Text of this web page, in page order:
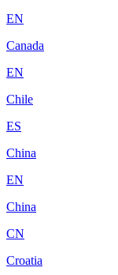
EN
Canada
EN
Chile
ES
China
EN
China
CN
Croatia